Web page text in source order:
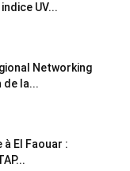
UV...
Networking
de la...
à El Faouar :